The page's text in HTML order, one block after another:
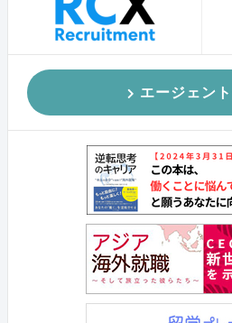
エージェン